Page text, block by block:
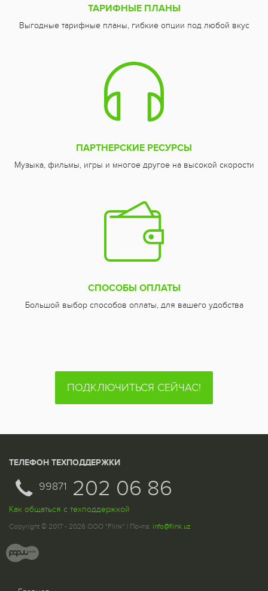
ТАРИФНЫЕ ПЛАНЫ
Выгодные тарифные планы, гибкие опции под любой вкус
ПАРТНЕРСКИЕ РЕСУРСЫ
Музыка, фильмы, игры и многое другое на высокой скорости
СПОСОБЫ ОПЛАТЫ
Большой выбор способов оплаты, для вашего удобства
ПОДКЛЮЧИТЬСЯ СЕЙЧАС!
ТЕЛЕФОН ТЕХПОДДЕРЖКИ
99871 202 06 86
Как общаться с техподдержкой
Copyright © 2017 - 2026 ООО "Flink" | Почта: info@flink.uz